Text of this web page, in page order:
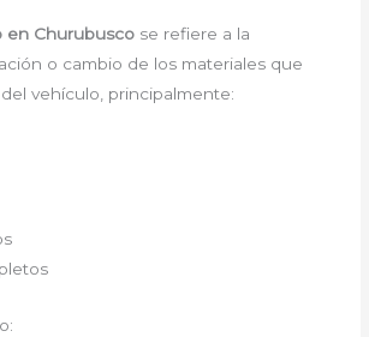
en Churubusco se refiere a la
o cambio de los materiales que
vehículo, principalmente: